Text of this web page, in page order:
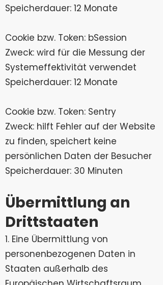
Speicherdauer: 12 Monate
Cookie bzw. Token: bSession
Zweck: wird für die Messung der
Systemeffektivität verwendet
Speicherdauer: 12 Monate
Cookie bzw. Token: Sentry
Zweck: hilft Fehler auf der Website
zu finden, speichert keine
persönlichen Daten der Besucher
Speicherdauer: 30 Minuten
Übermittlung an
Drittstaaten
1. Eine Übermittlung von
personenbezogenen Daten in
Staaten außerhalb des